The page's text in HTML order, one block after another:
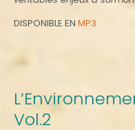
DISPONIBLE EN MP3
Vol.2